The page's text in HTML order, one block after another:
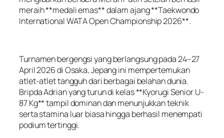
meraih **medali emas** dalam ajang **Taekwondo
International WATA Open Championship 2026**.
Turnamen bergengsi yang berlangsung pada 24–27
April 2026 di Osaka, Jepang ini mempertemukan
atlet-atlet tangguh dari berbagai belahan dunia.
Bripda Adrian yang turun di kelas **Kyorugi Senior U-
87 Kg** tampil dominan dan menunjukkan teknik
serta stamina luar biasa hingga berhasil menempati
podium tertinggi.